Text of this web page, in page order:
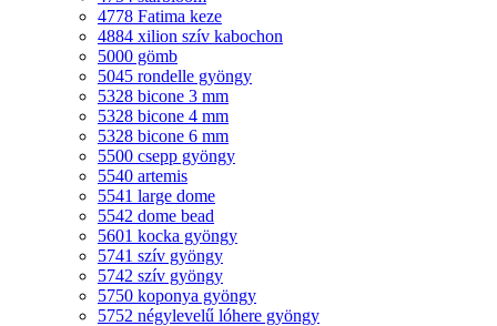
4778 Fatima keze
4884 xilion szív kabochon
5000 gömb
5045 rondelle gyöngy
5328 bicone 3 mm
5328 bicone 4 mm
5328 bicone 6 mm
5500 csepp gyöngy
5540 artemis
5541 large dome
5542 dome bead
5601 kocka gyöngy
5741 szív gyöngy
5742 szív gyöngy
5750 koponya gyöngy
5752 négylevelű lóhere gyöngy